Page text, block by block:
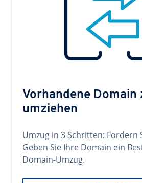
Vorhandene Domain
umziehen
Umzug in 3 Schritten: Fordern
Geben Sie Ihre Domain ein
Domain-Umzug.